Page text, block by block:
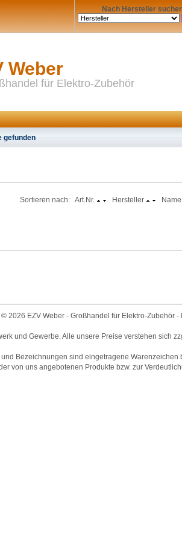
Nach Hersteller
Weber
für Elektro-Zubehör
gefunden
Sortieren nach: Art.Nr. Hersteller Name
© 2026 EZV Weber - Großhandel für Elektro-Zubehör -
und Gewerbe. Alle unsere Preise verstehen sich
Bezeichnungen sind eingetragene
von uns angebotenen Produkte bzw. zur